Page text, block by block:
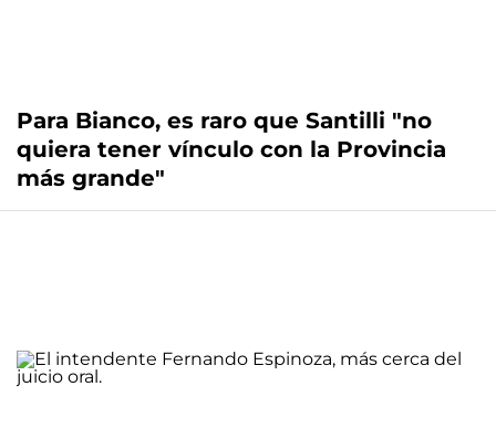
Para Bianco, es raro que Santilli "no
quiera tener vínculo con la Provincia
más grande"